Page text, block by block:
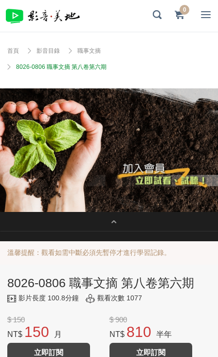
0
首頁 影音目錄 職事文摘
8026-0806 職事文摘 第八卷第六期
溫馨提醒：觀看如需中斷必須先暫停才進行學習記錄。
8026-0806 職事文摘 第八卷第六期
影片長度 100.8分鐘 觀看次數 1077
$ 150
NT$ 150 月
立即訂閱
$ 900
NT$ 810 半年
立即訂閱